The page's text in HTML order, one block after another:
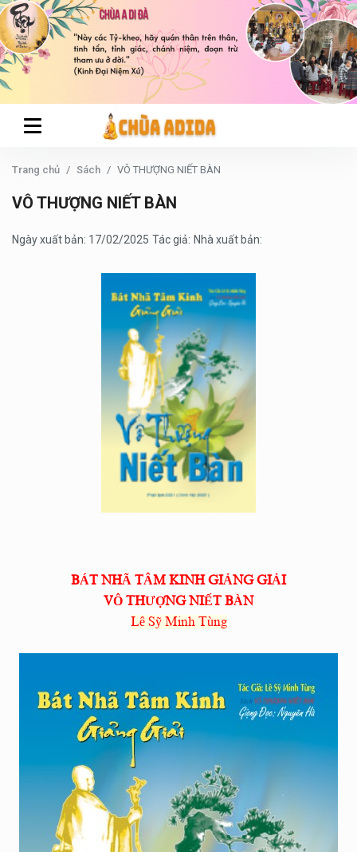
Trang chủ Sách VÔ THƯỢNG NIẾT BÀN
VÔ THƯỢNG NIẾT BÀN
Ngày xuất bản: 17/02/2025 Tác giả: Nhà xuất bản:
BÁT NHÃ TÂM KINH GIẢNG GIẢI
VÔ THƯỢNG NIẾT BÀN
Lê Sỹ Minh Tùng